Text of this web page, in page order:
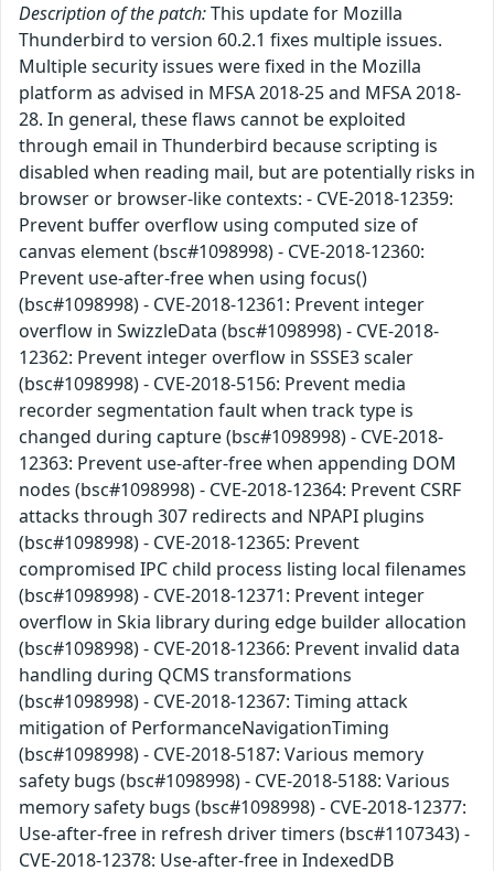
Description of the patch:This update for Mozilla
Thunderbird to version 60.2.1 fixes multiple issues.
Multiple security issues were fixed in the Mozilla
platform as advised in MFSA 2018-25 and MFSA 2018-
28. In general, these flaws cannot be exploited
through email in Thunderbird because scripting is
disabled when reading mail, but are potentially risks in
browser or browser-like contexts: - CVE-2018-12359:
Prevent buffer overflow using computed size of
canvas element (bsc#1098998) - CVE-2018-12360:
Prevent use-after-free when using focus()
(bsc#1098998) - CVE-2018-12361: Prevent integer
overflow in SwizzleData (bsc#1098998) - CVE-2018-
12362: Prevent integer overflow in SSSE3 scaler
(bsc#1098998) - CVE-2018-5156: Prevent media
recorder segmentation fault when track type is
changed during capture (bsc#1098998) - CVE-2018-
12363: Prevent use-after-free when appending DOM
nodes (bsc#1098998) - CVE-2018-12364: Prevent CSRF
attacks through 307 redirects and NPAPI plugins
(bsc#1098998) - CVE-2018-12365: Prevent
compromised IPC child process listing local filenames
(bsc#1098998) - CVE-2018-12371: Prevent integer
overflow in Skia library during edge builder allocation
(bsc#1098998) - CVE-2018-12366: Prevent invalid data
handling during QCMS transformations
(bsc#1098998) - CVE-2018-12367: Timing attack
mitigation of PerformanceNavigationTiming
(bsc#1098998) - CVE-2018-5187: Various memory
safety bugs (bsc#1098998) - CVE-2018-5188: Various
memory safety bugs (bsc#1098998) - CVE-2018-12377:
Use-after-free in refresh driver timers (bsc#1107343) -
CVE-2018-12378: Use-after-free in IndexedDB